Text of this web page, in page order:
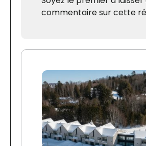
commentaire sur cette